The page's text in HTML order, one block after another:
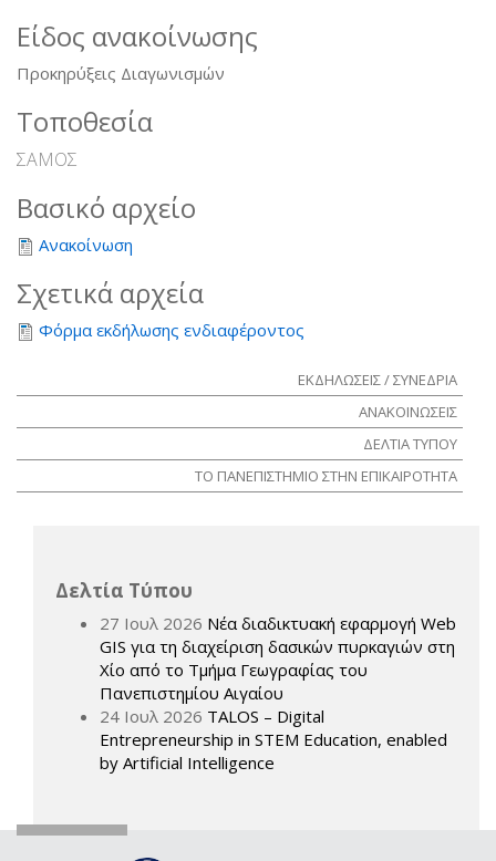
Είδος ανακοίνωσης
Προκηρύξεις Διαγωνισμών
Τοποθεσία
ΣΑΜΟΣ
Βασικό αρχείο
Ανακοίνωση
Σχετικά αρχεία
Φόρμα εκδήλωσης ενδιαφέροντος
ΕΚΔΗΛΩΣΕΙΣ / ΣΥΝΕΔΡΙΑ
ΑΝΑΚΟΙΝΩΣΕΙΣ
ΔΕΛΤΙΑ ΤΥΠΟΥ
ΤΟ ΠΑΝΕΠΙΣΤΗΜΙΟ ΣΤΗΝ ΕΠΙΚΑΙΡΟΤΗΤΑ
Δελτία Τύπου
27 Ιουλ 2026 Νέα διαδικτυακή εφαρμογή Web
GIS για τη διαχείριση δασικών πυρκαγιών στη
Χίο από το Τμήμα Γεωγραφίας του
Πανεπιστημίου Αιγαίου
24 Ιουλ 2026 TALOS – Digital
Entrepreneurship in STEM Education, enabled
by Artificial Intelligence